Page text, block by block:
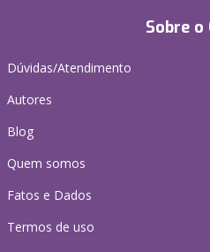
Sobre o
Dúvidas/Atendimento
Autores
Blog
Quem somos
Fatos e Dados
Termos de uso